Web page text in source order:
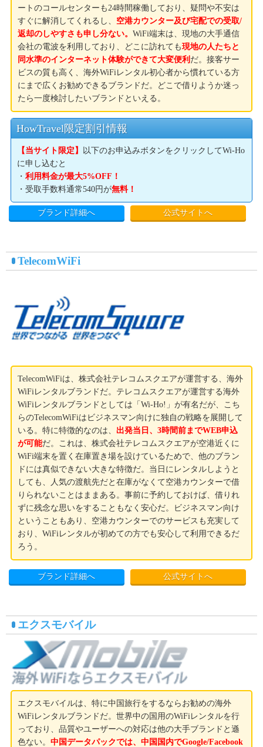
ートのコールセンターも24時間稼働しており、疑問や不安は
すぐに解消してくれるし、 空港カウンター及び宅配での受取/
返却のしやすさも申し分ない。WiFi端末は、現地の大手通信
会社の電波を利用しており、どこに訪れても現地の人たちと
同水準のインターネット体験ができて大変便利 だ。接客サー
ビスの質も高く、海外WiFiレンタル初心者から慣れている方
にまで広くお勧めできるブランドだ。どこで借りようか迷っ
たら一度検討したいブランドといえる。
HowTravel限定割引情報
【当サイト限定】
以下のお申込みボタンをクリックしてWi-Ho
に申し込むと
・利用料金が最大5%OFF！
・受取手数料通常540円が無料！
ブランド詳細へ 公式サイトへ
TelecomWiFi
TelecomWiFiは、株式会社テレコムスクエアが運営する、海外
WiFiレンタルブランドだ。テレコムスクエアが運営する海外
WiFiレンタルブランドとしては「Wi-Ho!」が有名だが、こち
らのTelecomWiFiはビジネスマン向けに独自の戦略を展開して
いる。特に特徴的なのは、 出発当日、3時間前までWEB申込
が可能だ。これは、株式会社テレコムスクエアが空港近くに
WiFi端末を置く在庫置き場を設けているためで、他のブラン
ドには真似できない大きな特徴だ。当日にレンタルしようと
しても、人気の渡航先だと在庫がなくて空港カウンターで借
りられないことはままある。事前に予約しておけば、借りれ
ずに残念な思いをすることもなく安心だ。ビジネスマン向け
ということもあり、空港カウンターでのサービスも充実して
おり、WiFiレンタルが初めての方でも安心して利用できるだ
ろう。
ブランド詳細へ 公式サイトへ
エクスモバイル
エクスモバイルは、特に中国旅行をするならお勧めの海外
WiFiレンタルブランドだ。世界中の国用のWiFiレンタルを行
っており、品質やユーザーへの対応は他の大手ブランドと遜
色ない。中国データパックでは、中国国内でGoogle/Facebook